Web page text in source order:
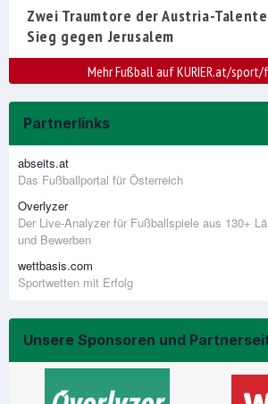
Zwei Traumtore der Austria-
Sieg gegen Jerusalem
Mehr Fußball auf KURIER.at/
Partnerlinks
abseits.at
Das Fußballportal für Österreich
Overlyzer
Der Live-Analyzer für Fußballspiele aus 130+
und Bewerben
wettbasis.com
Sportwetten mit Erfolg
Unsere Sponsoren und